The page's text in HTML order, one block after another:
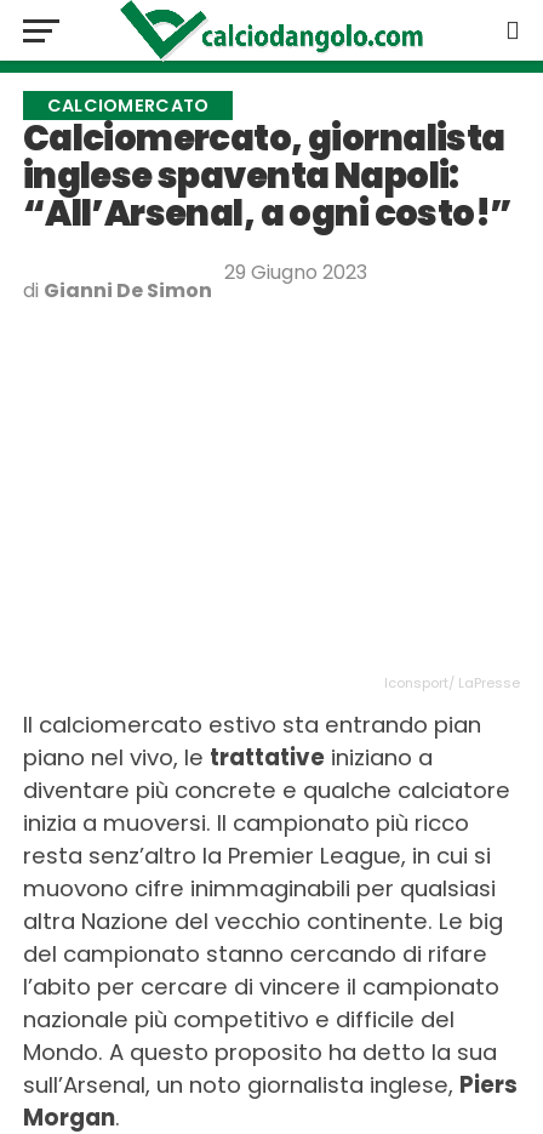
CALCIOMERCATO
Calciomercato, giornalista
inglese spaventa Napoli:
“All’Arsenal, a ogni costo!”
di Gianni De Simon
29 Giugno 2023
Iconsport/ LaPresse
Il calciomercato estivo sta entrando pian
piano nel vivo, le trattativeiniziano a
diventare più concrete e qualche calciatore
inizia a muoversi. Il campionato più ricco
resta senz’altro la Premier League, in cui si
muovono cifre inimmaginabili per qualsiasi
altra Nazione del vecchio continente. Le big
del campionato stanno cercando di rifare
l’abito per cercare di vincere il campionato
nazionale più competitivo e difficile del
Mondo. A questo proposito ha detto la sua
sull’Arsenal, un noto giornalista inglese, Piers
Morgan.